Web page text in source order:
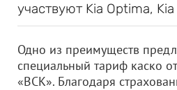
участвуют Kia Optima,
Одно из преимуществ
специальный тариф каско
«ВСК». Благодаря